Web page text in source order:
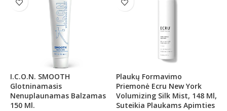
I.C.O.N. SMOOTH
Glotninamasis
Nenuplaunamas Balzamas
150 Ml.
Plaukų Formavimo
Priemonė Ecru New York
Volumizing Silk Mist, 148 Ml,
Suteikia Plaukams Apimties